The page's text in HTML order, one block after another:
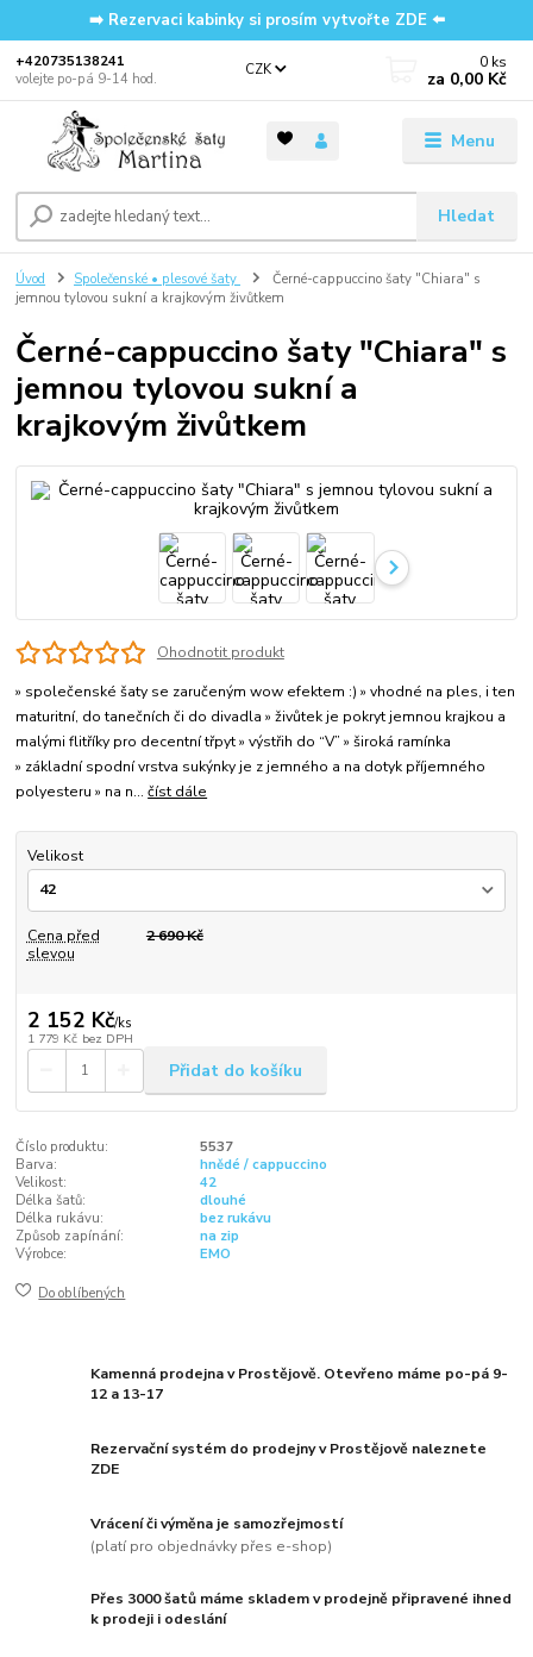
➡️ Rezervaci kabinky si prosím vytvořte ZDE ⬅️
Menu
CZK
Hledat
‭+420735138241
volejte po-pá 9-14 hod.
0 ks
za 0,00 Kč
Úvod Společenské • plesové šaty
Černé-cappuccino šaty "Chiara" s
jemnou tylovou sukní a krajkovým živůtkem
Černé-cappuccino šaty "Chiara" s
jemnou tylovou sukní a
krajkovým živůtkem
Ohodnotit produkt
» společenské šaty se zaručeným wow efektem :) » vhodné na ples, i ten
maturitní, do tanečních či do divadla » živůtek je pokryt jemnou krajkou a
malými flitříky pro decentní třpyt » výstřih do “V” » široká ramínka
» základní spodní vrstva sukýnky je z jemného a na dotyk příjemného
polyesteru » na n...číst dále
Velikost
Cena před
slevou
2 690 Kč
2 152 Kč/ks
1 779 Kč bez DPH
Přidat do košíku
Číslo produktu:
5537
Barva:
hnědé / cappuccino
Velikost:
42
Délka šatů:
dlouhé
Délka rukávu:
bez rukávu
Způsob zapínání:
na zip
Výrobce:
EMO
Do oblíbených
Kamenná prodejna v Prostějově. Otevřeno máme po-pá 9-
12 a 13-17
Rezervační systém do prodejny v Prostějově naleznete
ZDE
Vrácení či výměna je samozřejmostí
(platí pro objednávky přes e-shop)
Přes 3000 šatů máme skladem v prodejně připravené ihned
k prodeji i odeslání